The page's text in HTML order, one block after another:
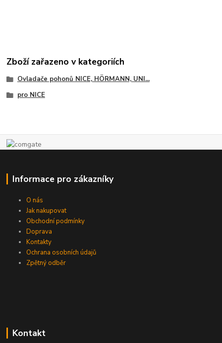
Zboží zařazeno v kategoriích
Ovladače pohonů NICE, HÖRMANN, UNI...
pro NICE
Informace pro zákazníky
O nás
Jak nakupovat
Obchodní podmínky
Doprava
Kontakty
Ochrana osobních údajů
Zpětný odběr
Kontakt